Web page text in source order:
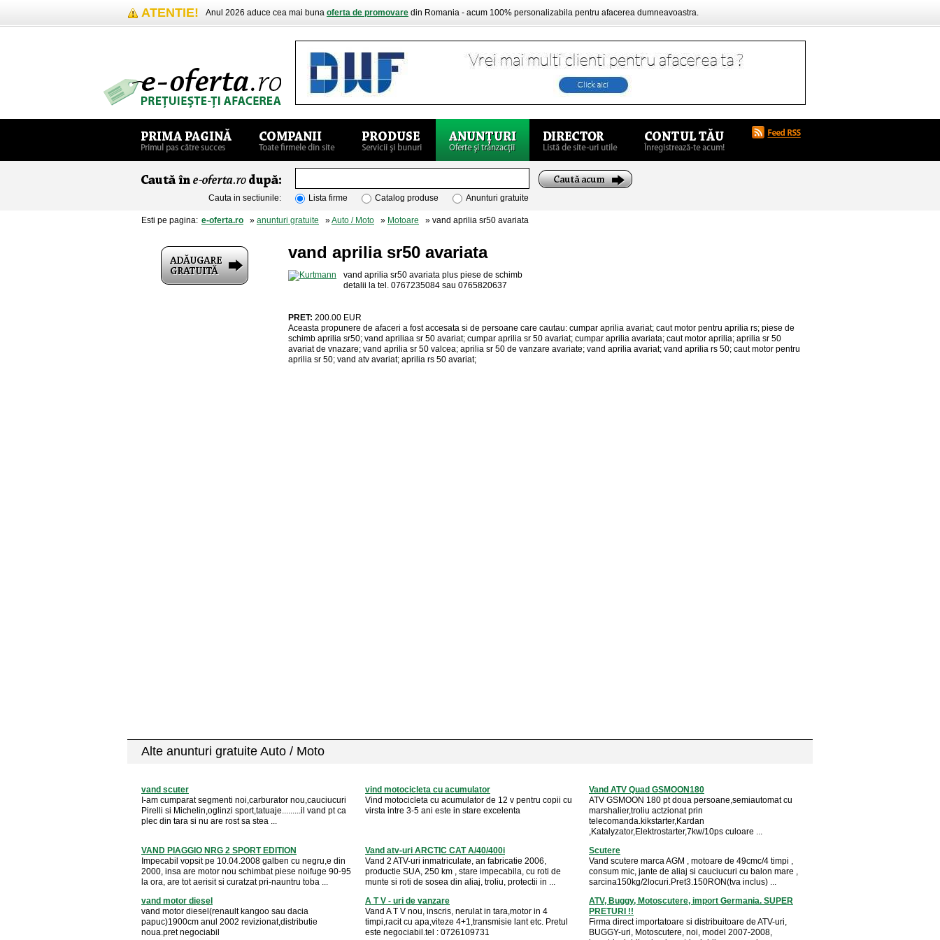
ATENTIE! Anul 2026 aduce cea mai buna oferta de promovare din Romania - acum 100% personalizabila pentru afacerea dumneavoastra.
Cauta in sectiunile: Lista firme Catalog produse Anunturi gratuite
Esti pe pagina: e-oferta.ro » anunturi gratuite »Auto / Moto » Motoare » vand aprilia sr50 avariata
vand aprilia sr50 avariata
vand aprilia sr50 avariata plus piese de schimb
detalii la tel. 0767235084 sau 0765820637
PRET: 200.00 EUR
Aceasta propunere de afaceri a fost accesata si de persoane care cautau: cumpar aprilia avariat; caut motor pentru aprilia rs; piese de
schimb aprilia sr50; vand apriliaa sr 50 avariat; cumpar aprilia sr 50 avariat; cumpar aprilia avariata; caut motor aprilia; aprilia sr 50
avariat de vnazare; vand aprilia sr 50 valcea; aprilia sr 50 de vanzare avariate; vand aprilia avariat; vand aprilia rs 50; caut motor pentru
aprilia sr 50; vand atv avariat; aprilia rs 50 avariat;
Alte anunturi gratuite Auto / Moto
vand scuter
I-am cumparat segmenti noi,carburator nou,cauciucuri
Pirelli si Michelin,oglinzi sport,tatuaje.........il vand pt ca
plec din tara si nu are rost sa stea ...
vind motocicleta cu acumulator
Vind motocicleta cu acumulator de 12 v pentru copii cu
virsta intre 3-5 ani este in stare excelenta
Vand ATV Quad GSMOON180
ATV GSMOON 180 pt doua persoane,semiautomat cu
marshalier,troliu actzionat prin
telecomanda.kikstarter,Kardan
,Katalyzator,Elektrostarter,7kw/10ps culoare ...
VAND PIAGGIO NRG 2 SPORT EDITION
Impecabil vopsit pe 10.04.2008 galben cu negru,e din
2000, insa are motor nou schimbat piese noifuge 90-95
la ora, are tot aerisit si curatzat pri-nauntru toba ...
Vand atv-uri ARCTIC CAT A/40/400i
Vand 2 ATV-uri inmatriculate, an fabricatie 2006,
productie SUA, 250 km , stare impecabila, cu roti de
munte si roti de sosea din aliaj, troliu, protectii in ...
Scutere
Vand scutere marca AGM , motoare de 49cmc/4 timpi ,
consum mic, jante de aliaj si cauciucuri cu balon mare ,
sarcina150kg/2locuri.Pret3.150RON(tva inclus) ...
vand motor diesel
vand motor diesel(renault kangoo sau dacia
papuc)1900cm anul 2002 revizionat,distributie
noua.pret negociabil
A T V - uri de vanzare
Vand A T V nou, inscris, nerulat in tara,motor in 4
timpi,racit cu apa,viteze 4+1,transmisie lant etc. Pretul
este negociabil.tel : 0726109731
ATV, Buggy, Motoscutere, import Germania. SUPER
PRETURI !!
Firma direct importatoare si distribuitoare de ATV-uri,
BUGGY-uri, Motoscutere, noi, model 2007-2008,